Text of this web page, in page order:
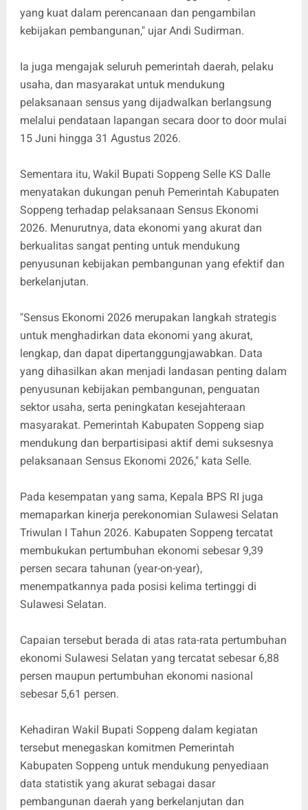
yang kuat dalam perencanaan dan pengambilan
kebijakan pembangunan," ujar Andi Sudirman.
Ia juga mengajak seluruh pemerintah daerah, pelaku
usaha, dan masyarakat untuk mendukung
pelaksanaan sensus yang dijadwalkan berlangsung
melalui pendataan lapangan secara door to door mulai
15 Juni hingga 31 Agustus 2026.
Sementara itu, Wakil Bupati Soppeng Selle KS Dalle
menyatakan dukungan penuh Pemerintah Kabupaten
Soppeng terhadap pelaksanaan Sensus Ekonomi
2026. Menurutnya, data ekonomi yang akurat dan
berkualitas sangat penting untuk mendukung
penyusunan kebijakan pembangunan yang efektif dan
berkelanjutan.
"Sensus Ekonomi 2026 merupakan langkah strategis
untuk menghadirkan data ekonomi yang akurat,
lengkap, dan dapat dipertanggungjawabkan. Data
yang dihasilkan akan menjadi landasan penting dalam
penyusunan kebijakan pembangunan, penguatan
sektor usaha, serta peningkatan kesejahteraan
masyarakat. Pemerintah Kabupaten Soppeng siap
mendukung dan berpartisipasi aktif demi suksesnya
pelaksanaan Sensus Ekonomi 2026," kata Selle.
Pada kesempatan yang sama, Kepala BPS RI juga
memaparkan kinerja perekonomian Sulawesi Selatan
Triwulan I Tahun 2026. Kabupaten Soppeng tercatat
membukukan pertumbuhan ekonomi sebesar 9,39
persen secara tahunan (year-on-year),
menempatkannya pada posisi kelima tertinggi di
Sulawesi Selatan.
Capaian tersebut berada di atas rata-rata pertumbuhan
ekonomi Sulawesi Selatan yang tercatat sebesar 6,88
persen maupun pertumbuhan ekonomi nasional
sebesar 5,61 persen.
Kehadiran Wakil Bupati Soppeng dalam kegiatan
tersebut menegaskan komitmen Pemerintah
Kabupaten Soppeng untuk mendukung penyediaan
data statistik yang akurat sebagai dasar
pembangunan daerah yang berkelanjutan dan